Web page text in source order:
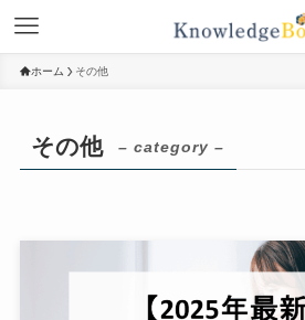
ホーム その他
その他 – category –